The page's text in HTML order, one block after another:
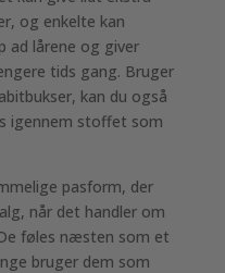
og enkelte kan
ad lårene og giver
tids gang. Bruger
kan du også
igennem stoffet som
pasform, der
når det handler om
føles næsten som et
bruger dem som